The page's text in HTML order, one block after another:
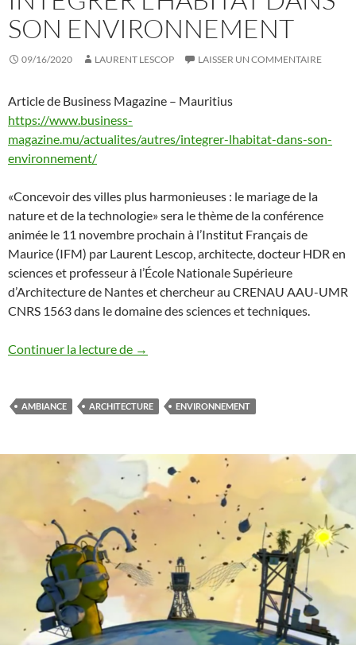
SON ENVIRONNEMENT
09/16/2020 LAURENT LESCOP LAISSER UN COMMENTAIRE
Article de Business Magazine – Mauritius
https://www.business-
magazine.mu/actualites/autres/integrer-lhabitat-dans-son-
environnement/
«Concevoir des villes plus harmonieuses : le mariage de la
nature et de la technologie» sera le thème de la conférence
animée le 11 novembre prochain à l’Institut Français de
Maurice (IFM) par Laurent Lescop, architecte, docteur HDR en
sciences et professeur à l’École Nationale Supérieure
d’Architecture de Nantes et chercheur au CRENAU AAU-UMR
CNRS 1563 dans le domaine des sciences et techniques.
Continuer la lecture de Intégrer l’habitat dans son
→
AMBIANCE ARCHITECTURE ENVIRONNEMENT